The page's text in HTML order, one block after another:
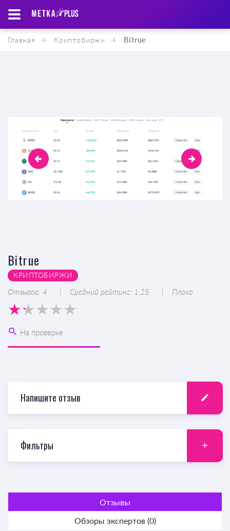
Главная Криптобиржи Вitrue
Вitrue
КРИПТОБИРЖИ
Отзывов: 4 Средний рейтинг: 1.25 Плохо
На проверке
Напишите отзыв
Фильтры
Отзывы
Обзоры экспертов (0)